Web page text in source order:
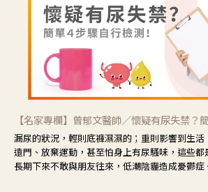
【名家專欄】曾郁文醫師／懷疑有尿失禁？
漏尿的狀況，輕則底褲濕濕的；重則影響到生
遠門、放棄運動，甚至怕身上有尿騷味，這些都
長期下來不敢與朋友往來，低潮陰霾造成憂鬱症